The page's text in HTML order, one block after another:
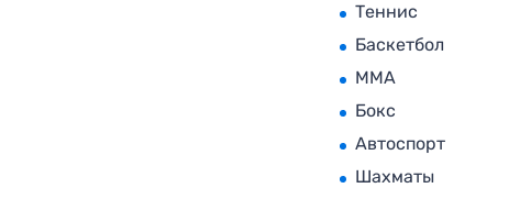
Теннис
Баскетбол
MMA
Бокс
Автоспорт
Шахматы